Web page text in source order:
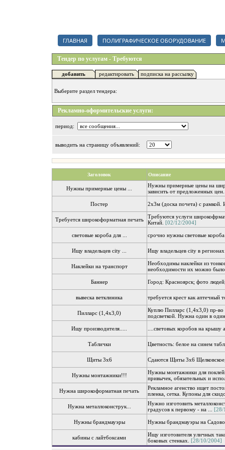
ГЛАВНАЯ ПОЛИГРАФИЧЕСКОЕ ОБОРУДОВАНИЕ
Тендер по услугам - Требуются
добавить редактировать подписка на рассылку
Выберите раздел тендера:
Рекламно-оформительские услуги:
период:
выводить на страницу объявлений:
Заголовок Описание
Нужны примерные цены ...
Нужны примерные цены на
зависить от предложенных
Постер 2х3м (доска почета) с рамкой.
Требуется широкоформатная печать
Требуются услуги
Китай. [02/12/2004]
световые короба для ... срочно нужны световые
Ищу владельцев city ... Ищу владельцев city в
Наклейки на транспорт
Необходимы наклейки из
необходимости их можно
Баннер Город: Красноярск; фото
вывеска ветклиника требуется крест как аптечный
Пилларс (1,4х3,0)
Куплю Пилларс (1,4х3,0) пр-во
подсветкой. Нужна один в
Ищу производителя..... ....световых коробов на
Таблички Цветность: белое на синем
Щиты 3х6 Сдаются Щиты 3х6
Нужны монтажники!!!
Нужны монтажники для
привычек, обязательных и
Нужна широкоформатная печать
Рекламное агенство ищет
пленка, сетка. Купоны для
Нужна металлоконструк...
Нужно изготовить
градусов к первому - на ... [28/
Нужны брандмауэры Нужны брандмауэры на
кабины с лайтбоксами
Ищу изготовителя уличных
боковых стенках. [28/10/2004]